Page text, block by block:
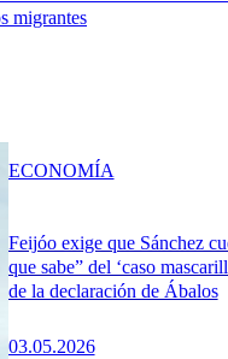
migrantes
Feijóo exige que Sánchez
que sabe” del ‘caso
de la declaración de Ábalos
03.05.2026
ECONOMÍA